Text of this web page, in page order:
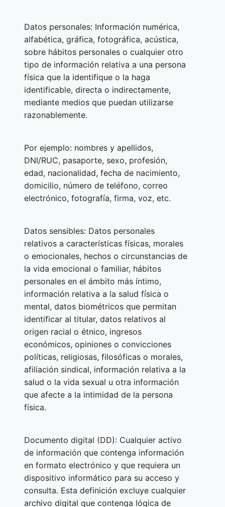
Datos personales: Información numérica,
alfabética, gráfica, fotográfica, acústica,
sobre hábitos personales o cualquier otro
tipo de información relativa a una persona
física que la identifique o la haga
identificable, directa o indirectamente,
mediante medios que puedan utilizarse
razonablemente.
Por ejemplo: nombres y apellidos,
DNI/RUC, pasaporte, sexo, profesión,
edad, nacionalidad, fecha de nacimiento,
domicilio, número de teléfono, correo
electrónico, fotografía, firma, voz, etc.
Datos sensibles: Datos personales
relativos a características físicas, morales
o emocionales, hechos o circunstancias de
la vida emocional o familiar, hábitos
personales en el ámbito más íntimo,
información relativa a la salud física o
mental, datos biométricos que permitan
identificar al titular, datos relativos al
origen racial o étnico, ingresos
económicos, opiniones o convicciones
políticas, religiosas, filosóficas o morales,
afiliación sindical, información relativa a la
salud o la vida sexual u otra información
que afecte a la intimidad de la persona
física.
Documento digital (DD): Cualquier activo
de información que contenga información
en formato electrónico y que requiera un
dispositivo informático para su acceso y
consulta. Esta definición excluye cualquier
archivo digital que contenga lógica de